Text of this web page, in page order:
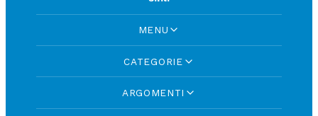
MENU
CATEGORIE
ARGOMENTI